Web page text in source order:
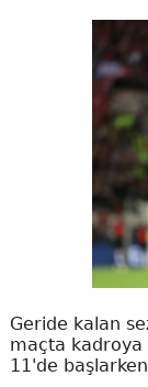
Geride kalan
maçta kadroya
11'de